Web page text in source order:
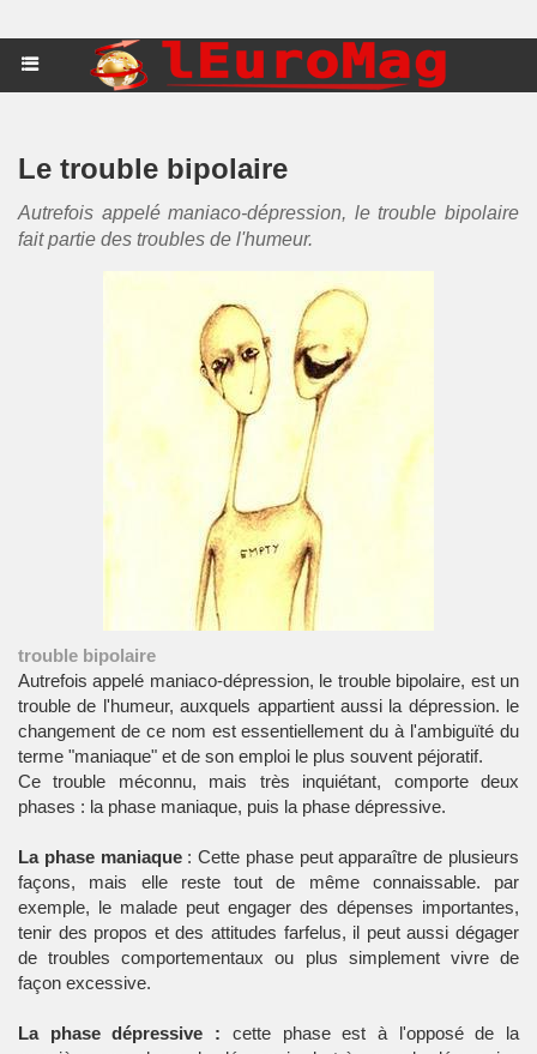
Le trouble bipolaire
Autrefois appelé maniaco-dépression, le trouble bipolaire
fait partie des troubles de l'humeur.
trouble bipolaire
Autrefois appelé maniaco-dépression, le trouble bipolaire, est un
trouble de l'humeur, auxquels appartient aussi la dépression. le
changement de ce nom est essentiellement du à l'ambiguïté du
terme "maniaque" et de son emploi le plus souvent péjoratif.
Ce trouble méconnu, mais très inquiétant, comporte deux
phases : la phase maniaque, puis la phase dépressive.
La phase maniaque : Cette phase peut apparaître de plusieurs
façons, mais elle reste tout de même connaissable. par
exemple, le malade peut engager des dépenses importantes,
tenir des propos et des attitudes farfelus, il peut aussi dégager
de troubles comportementaux ou plus simplement vivre de
façon excessive.
La phase dépressive : cette phase est à l'opposé de la